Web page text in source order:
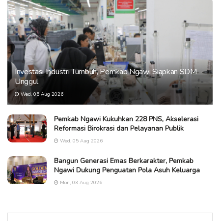
Investasi Industri Tumbuh, Pemkab Ngawi Siapkan SDM
Unggul
Wed, 05 Aug 2026
Pemkab Ngawi Kukuhkan 228 PNS, Akselerasi
Reformasi Birokrasi dan Pelayanan Publik
Wed, 05 Aug 2026
Bangun Generasi Emas Berkarakter, Pemkab
Ngawi Dukung Penguatan Pola Asuh Keluarga
Mon, 03 Aug 2026